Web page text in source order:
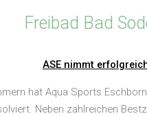
Freibad Bad
ASE nimmt
hat Aqua Sports
Neben zahlreichen